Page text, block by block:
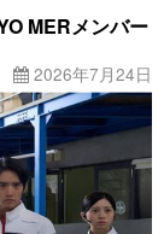
MERメンバー
2026年7月24日